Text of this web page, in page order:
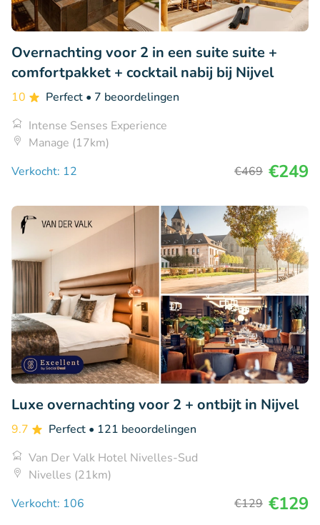
Overnachting voor 2 in een suite suite +
comfortpakket + cocktail nabij bij Nijvel
10 Perfect • 7 beoordelingen
Intense Senses Experience
Manage (17km)
Verkocht: 12
€469 €249
Luxe overnachting voor 2 + ontbijt in Nijvel
9.7 Perfect • 121 beoordelingen
Van Der Valk Hotel Nivelles-Sud
Nivelles (21km)
Verkocht: 106
€129 €129